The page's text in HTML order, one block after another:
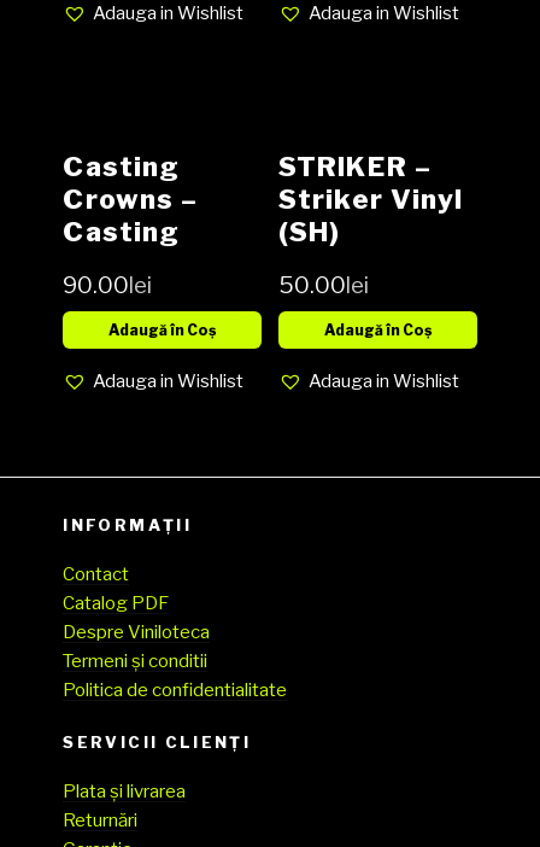
Cover VG
Adauga in Wishlist Adauga in Wishlist
Casting
Crowns ‎–
Casting
90.00lei
Adaugă în Coș
Adauga in Wishlist
STRIKER –
Striker Vinyl
(SH)
50.00lei
Adaugă în Coș
Adauga in Wishlist
INFORMAȚII
Contact
Catalog PDF
Despre Viniloteca
Termeni și conditii
Politica de confidentialitate
SERVICII CLIENŢI
Plata și livrarea
Returnări